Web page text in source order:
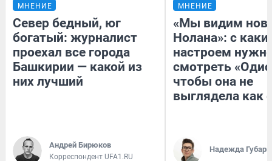
МНЕНИЕ
Север бедный, юг
богатый: журналист
проехал все города
Башкирии — какой из
них лучший
Андрей Бирюков
Корреспондент UFA1.RU
МНЕНИЕ
«Мы видим
Нолана»: с
настроем
смотреть
чтобы она не
выглядела как
Надежда Губарь